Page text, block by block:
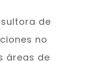
de
no
áreas de